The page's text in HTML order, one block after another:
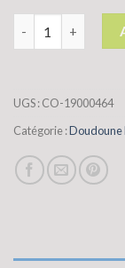
quantité de
UGS :CO-19000464
Catégorie :Doudoune